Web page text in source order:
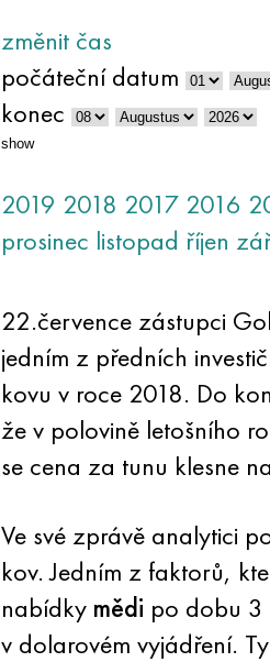
změnit čas
počáteční datum
konec
show
2019 2018 2017 2016
prosinec listopad říjen
22.července zástupci
jedním z předních
kovu v roce 2018. Do
že v polovině letošního
se cena za tunu klesne
Ve své zprávě analytici
kov. Jedním z faktorů,
nabídky mědi po dobu 3
v dolarovém vyjádření.